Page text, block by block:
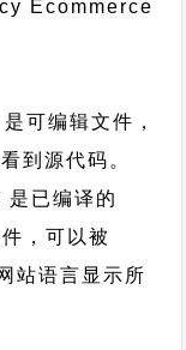
Ecommerce
可编辑文件，
到源代码。
已编译的
，可以被
站语言显示所